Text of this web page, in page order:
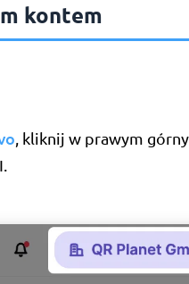
kontem
, kliknij w prawym